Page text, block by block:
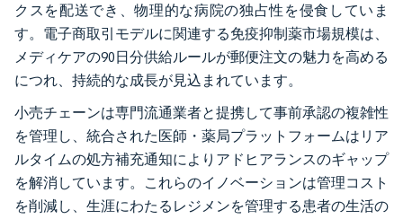
クスを配送でき、物理的な病院の独占性を侵食していま
す。電子商取引モデルに関連する免疫抑制薬市場規模は、
メディケアの90日分供給ルールが郵便注文の魅力を高める
につれ、持続的な成長が見込まれています。
小売チェーンは専門流通業者と提携して事前承認の複雑性
を管理し、統合された医師・薬局プラットフォームはリア
ルタイムの処方補充通知によりアドヒアランスのギャップ
を解消しています。これらのイノベーションは管理コスト
を削減し、生涯にわたるレジメンを管理する患者の生活の